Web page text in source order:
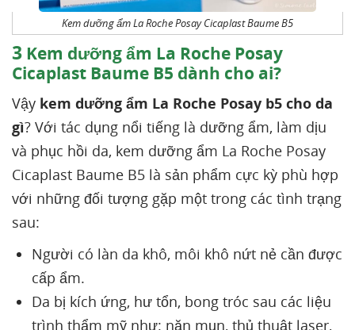
Kem dưỡng ẩm La Roche Posay Cicaplast Baume B5
3 Kem dưỡng ẩm La Roche Posay
Cicaplast Baume B5 dành cho ai?
Vậy kem dưỡng ẩm La Roche Posay b5 cho da
gì? Với tác dụng nổi tiếng là dưỡng ẩm, làm dịu
và phục hồi da, kem dưỡng ẩm La Roche Posay
Cicaplast Baume B5 là sản phẩm cực kỳ phù hợp
với những đối tượng gặp một trong các tình trạng
sau:
Người có làn da khô, môi khô nứt nẻ cần được
cấp ẩm.
Da bị kích ứng, hư tổn, bong tróc sau các liệu
trình thẩm mỹ như: nặn mụn, thủ thuật laser,